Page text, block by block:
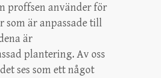
proffsen använder för
som är anpassade till
är
plantering. Av oss
ses som ett något